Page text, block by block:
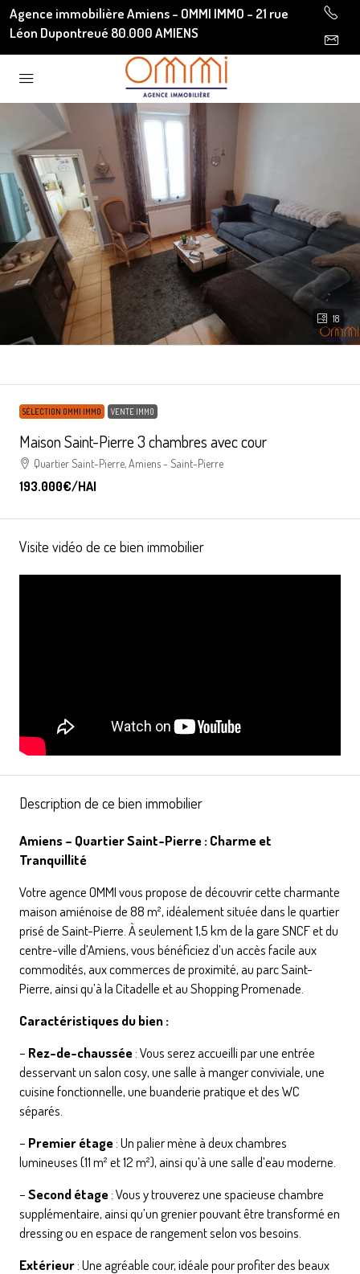
Agence immobilière Amiens - OMMI IMMO - 21 rue
Léon Dupontreué 80.000 AMIENS
18
SÉLECTION OMMI IMMO VENTE IMMO
Maison Saint-Pierre 3 chambres avec cour
Quartier Saint-Pierre, Amiens - Saint-Pierre
193.000€/HAI
Visite vidéo de ce bien immobilier
Description de ce bien immobilier
Amiens – Quartier Saint-Pierre : Charme et
Tranquillité
Votre agence OMMI vous propose de découvrir cette charmante
maison amiénoise de 88 m², idéalement située dans le quartier
prisé de Saint-Pierre. À seulement 1,5 km de la gare SNCF et du
centre-ville d’Amiens, vous bénéficiez d’un accès facile aux
commodités, aux commerces de proximité, au parc Saint-
Pierre, ainsi qu’à la Citadelle et au Shopping Promenade.
Caractéristiques du bien :
– Rez-de-chaussée: Vous serez accueilli par une entrée
desservant un salon cosy, une salle à manger conviviale, une
cuisine fonctionnelle, une buanderie pratique et des WC
séparés.
– Premier étage: Un palier mène à deux chambres
lumineuses (11 m² et 12 m²), ainsi qu’à une salle d’eau moderne.
–Second étage: Vous y trouverez une spacieuse chambre
supplémentaire, ainsi qu’un grenier pouvant être transformé en
dressing ou en espace de rangement selon vos besoins.
Extérieur: Une agréable cour, idéale pour profiter des beaux